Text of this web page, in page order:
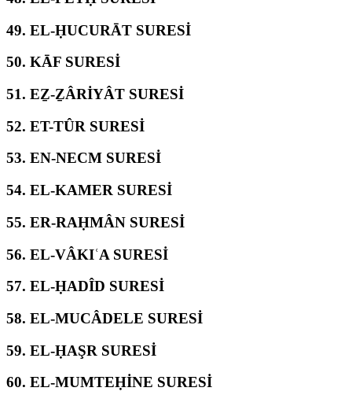
49. EL-ḤUCURĀT SURESİ
50. KĀF SURESİ
51. EẔ-ẔÂRİYÂT SURESİ
52. ET-TÛR SURESİ
53. EN-NECM SURESİ
54. EL-KAMER SURESİ
55. ER-RAḤMÂN SURESİ
56. EL-VÂKIʿA SURESİ
57. EL-ḤADÎD SURESİ
58. EL-MUCÂDELE SURESİ
59. EL-ḤAŞR SURESİ
60. EL-MUMTEḤİNE SURESİ